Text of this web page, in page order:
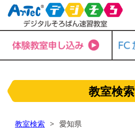
教室検索
教室検索 愛知県